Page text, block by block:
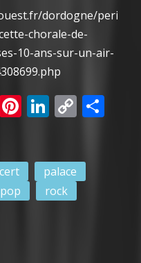
dordogne/
chorale-de-
10-ans-sur-un-air-
WhatsApp
Pinterest
LinkedIn
Copy
palace
pop
rock